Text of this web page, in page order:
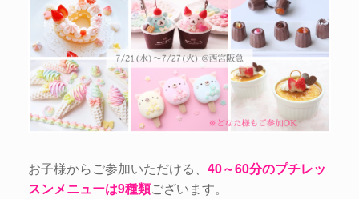
お子様からご参加いただける、 40～60分のプチレッ
スンメニューは9種類ございます。